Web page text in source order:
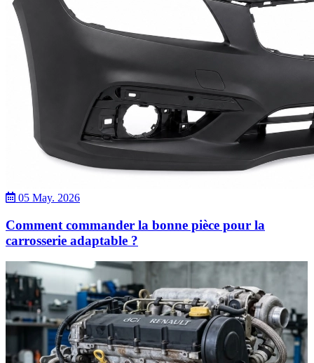
05 May. 2026
Comment commander la bonne pièce pour la
carrosserie adaptable ?